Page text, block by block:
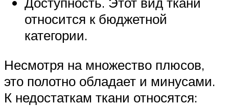
относится к бюджетной
категории.
Несмотря на множество плюсов,
это полотно обладает и минусами.
К недостаткам ткани относятся: